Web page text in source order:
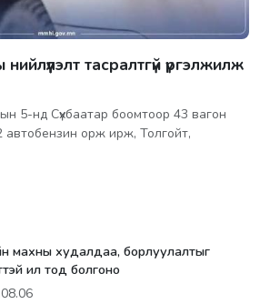
тасралтгүй үргэлжилж
5-нд Сүхбаатар боомтоор 43 вагон
орж ирж, Толгойт,
махны худалдаа, борлуулалтыг
ил тод болгоно